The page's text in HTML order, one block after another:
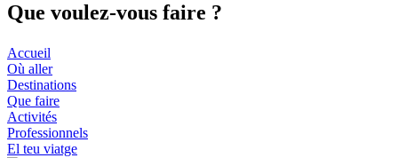
Que voulez-vous faire ?
Accueil
Où aller
Destinations
Que faire
Activités
Professionnels
El teu viatge